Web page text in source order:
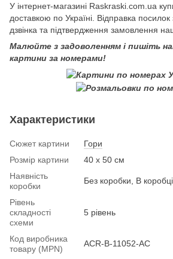
У інтернет-магазині Raskraski.com.ua
доставкою по Україні. Відправка посилок
дзвінка та підтвердження замовлення
Малюйте з задоволенням і пишіть
картини за номерами!
Характеристики
Сюжет картини
Гори
Розмір картини
40 х 50 см
Наявність
коробки
Без коробки, В коробці
Рівень
складності
схеми
5 рівень
Код виробника
товару (MPN)
ACR-B-11052-AC